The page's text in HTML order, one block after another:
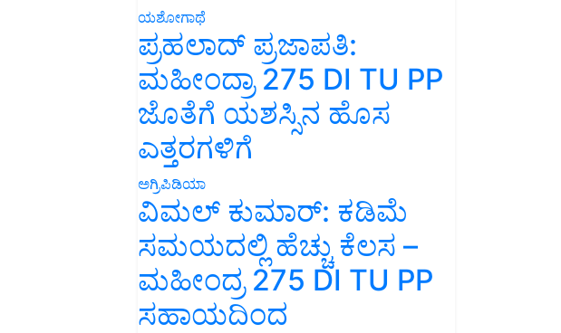
ಯಶೋಗಾಥೆ
ಪ್ರಹಲಾದ್ ಪ್ರಜಾಪತಿ:
ಮಹೀಂದ್ರಾ 275 DI TU PP
ಜೊತೆಗೆ ಯಶಸ್ಸಿನ ಹೊಸ
ಎತ್ತರಗಳಿಗೆ
ಅಗ್ರಿಪಿಡಿಯಾ
ವಿಮಲ್ ಕುಮಾರ್: ಕಡಿಮೆ
ಸಮಯದಲ್ಲಿ ಹೆಚ್ಚು ಕೆಲಸ –
ಮಹೀಂದ್ರ 275 DI TU PP
ಸಹಾಯದಿಂದ